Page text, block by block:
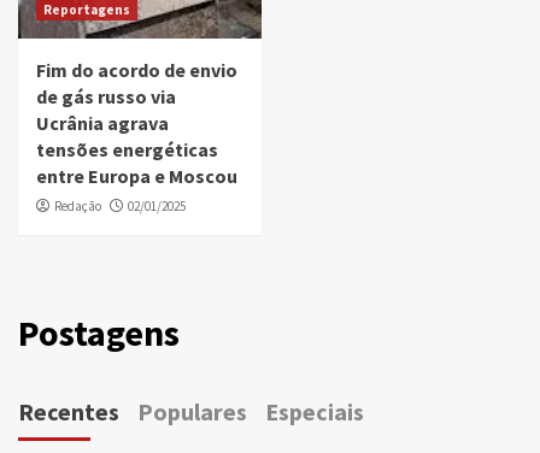
Reportagens
Fim do acordo de envio
de gás russo via
Ucrânia agrava
tensões energéticas
entre Europa e Moscou
Redação 02/01/2025
Postagens
Recentes Populares Especiais